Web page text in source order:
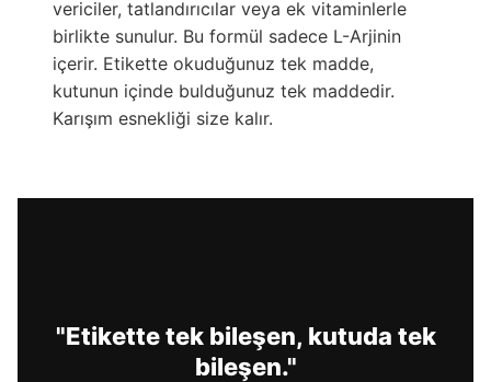
vericiler, tatlandırıcılar veya ek vitaminlerle
birlikte sunulur. Bu formül sadece L-Arjinin
içerir. Etikette okuduğunuz tek madde,
kutunun içinde bulduğunuz tek maddedir.
Karışım esnekliği size kalır.
"Etikette tek bileşen, kutuda tek
bileşen."